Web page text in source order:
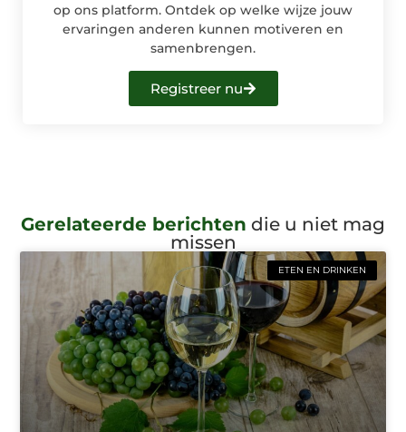
op ons platform. Ontdek op welke wijze jouw
ervaringen anderen kunnen motiveren en
samenbrengen.
Registreer nu
Gerelateerde berichten die u niet mag
missen
ETEN EN DRINKEN